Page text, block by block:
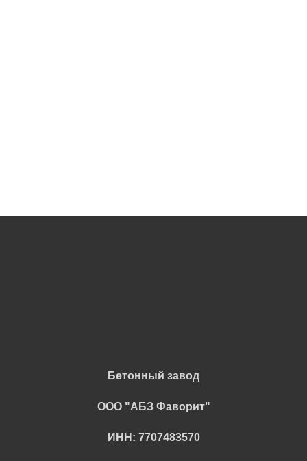
Бетонный завод
ООО "АБЗ Фаворит"
ИНН: 7707483570